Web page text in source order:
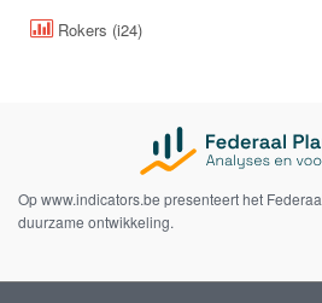
Rokers (i24)
Op www.indicators.be presenteert het
duurzame ontwikkeling.